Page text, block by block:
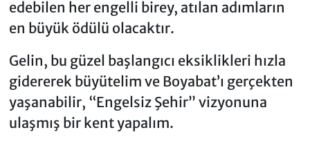
edebilen her engelli birey, atılan adımların
en büyük ödülü olacaktır.
Gelin, bu güzel başlangıcı eksiklikleri hızla
gidererek büyütelim ve Boyabat’ı gerçekten
yaşanabilir, “Engelsiz Şehir” vizyonuna
ulaşmış bir kent yapalım.